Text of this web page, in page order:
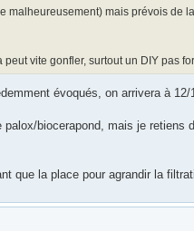
malheureusement) mais prévois de
vite gonfler, surtout un DIY pas
évoqués, on arrivera à
biocerapond, mais je retiens
que la place pour agrandir la